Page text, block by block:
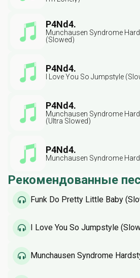
P4Nd4.
Munchausen Syndrome
(Slowed)
P4Nd4.
I Love You So Jumpstyle
P4Nd4.
Munchausen Syndrome
(Ultra Slowed)
P4Nd4.
Munchausen Syndrome
Рекомендованные
Funk Do Pretty Little Baby
I Love You So Jumpstyle
Munchausen Syndrome